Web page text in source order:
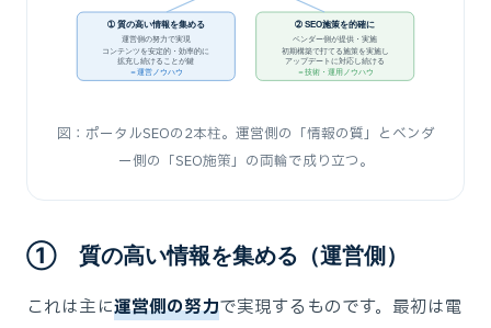
➀ 質の高い情報を集める
運営側の努力で実現
コンテンツを安定的・効率的に
拡充し続けることが鍵
＝運営ノウハウ
➁ SEO施策を的確に
ベンダー側が提供・実施
初期構築で打てる施策を実施し
アップデートに対応し続ける
＝技術・運用ノウハウ
図：ポータルSEOの2本柱。運営側の「情報の質」とベンダ
ー側の「SEO施策」の両輪で成り立つ。
➀ 質の高い情報を集める（運営側）
これは主に運営側の努力で実現するものです。最初は電